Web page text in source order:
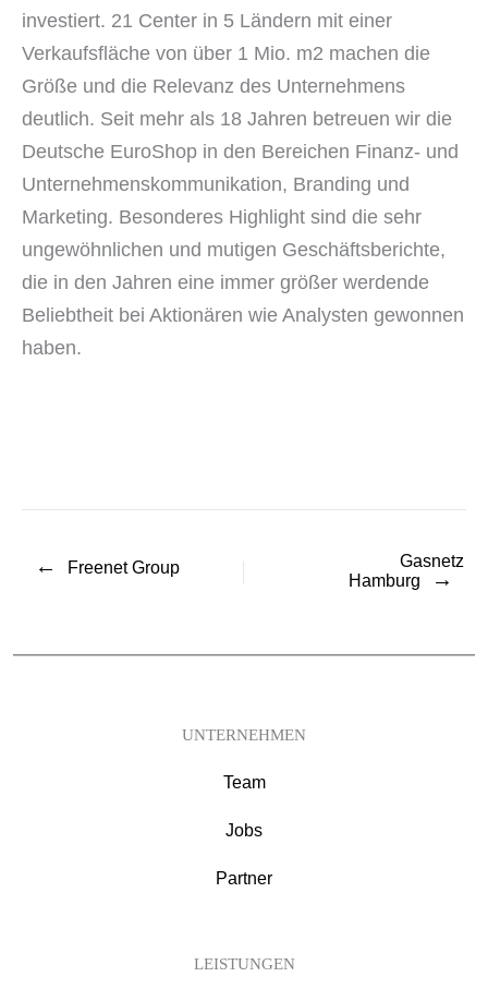
investiert. 21 Center in 5 Ländern mit einer
Verkaufsfläche von über 1 Mio. m2 machen die
Größe und die Relevanz des Unternehmens
deutlich. Seit mehr als 18 Jahren betreuen wir die
Deutsche EuroShop in den Bereichen Finanz- und
Unternehmenskommunikation, Branding und
Marketing. Besonderes Highlight sind die sehr
ungewöhnlichen und mutigen Geschäftsberichte,
die in den Jahren eine immer größer werdende
Beliebtheit bei Aktionären wie Analysten gewonnen
haben.
← Freenet Group
Gasnetz
Hamburg
→
UNTERNEHMEN
Team
Jobs
Partner
LEISTUNGEN